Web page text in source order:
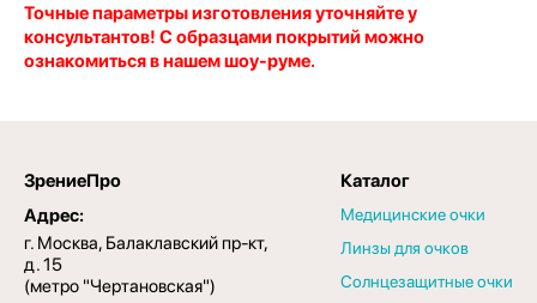
Точные параметры изготовления уточняйте у
консультантов! С образцами покрытий можно
ознакомиться в нашем шоу-руме.
ЗрениеПро
Адрес:
г. Москва, Балаклавский пр-кт,
д. 15
(метро "Чертановская")
Каталог
Медицинские очки
Линзы для очков
Солнцезащитные очки